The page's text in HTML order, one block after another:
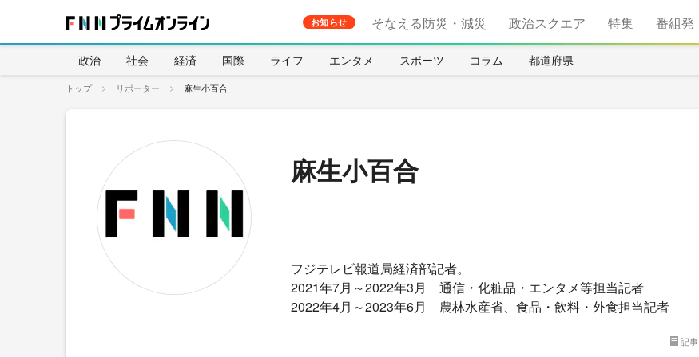
お知らせ そなえる防災・減災 政治スクエア 特集 番組発
政治 社会 経済 国際 ライフ エンタメ スポーツ コラム 都道府県
トップ リポーター 麻生小百合
麻生小百合
フジテレビ報道局経済部記者。
2021年7月～2022年3月 通信・化粧品・エンタメ等担当記者
2022年4月～2023年6月 農林水産省、食品・飲料・外食担当記者
記事